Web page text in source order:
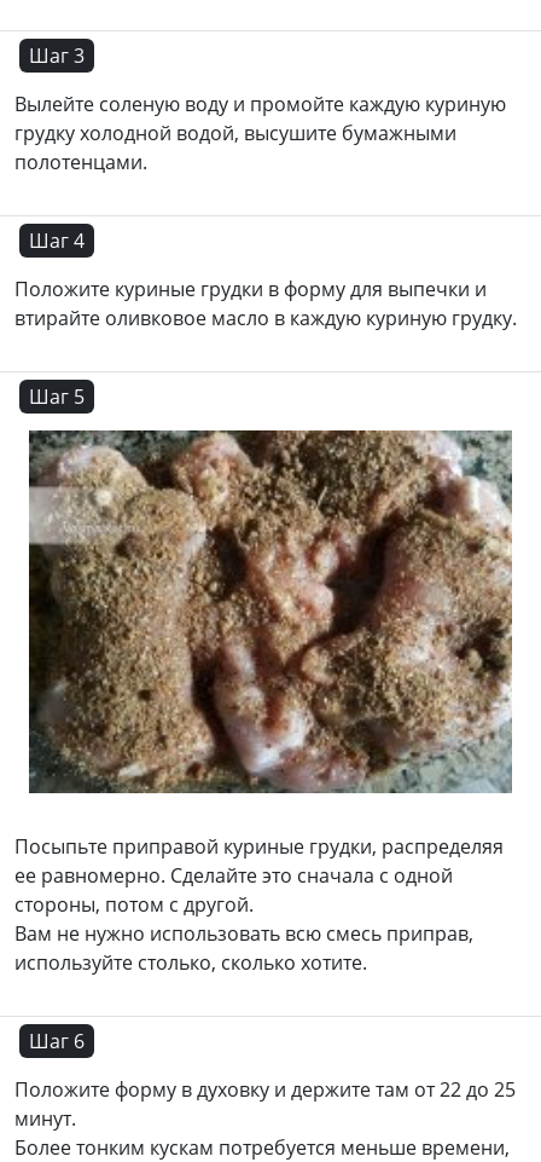
Шаг 3
Вылейте соленую воду и промойте каждую куриную
грудку холодной водой, высушите бумажными
полотенцами.
Шаг 4
Положите куриные грудки в форму для выпечки и
втирайте оливковое масло в каждую куриную грудку.
Шаг 5
Посыпьте приправой куриные грудки, распределяя
ее равномерно. Сделайте это сначала с одной
стороны, потом с другой.
Вам не нужно использовать всю смесь приправ,
используйте столько, сколько хотите.
Шаг 6
Положите форму в духовку и держите там от 22 до 25
минут.
Более тонким кускам потребуется меньше времени,